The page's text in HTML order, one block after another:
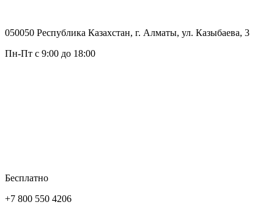
050050 Республика Казахстан, г. Алматы, ул. Казыбаева, 3
Пн-Пт с 9:00 до 18:00
Бесплатно
+7 800 550 4206